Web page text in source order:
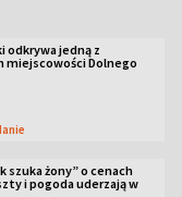
odkrywa jedną z
miejscowości Dolnego
szuka żony” o cenach
i pogoda uderzają w